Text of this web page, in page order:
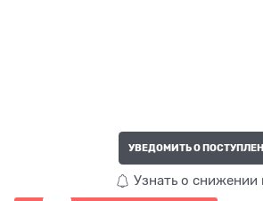
УВЕДОМИТЬ О
Узнать о снижении